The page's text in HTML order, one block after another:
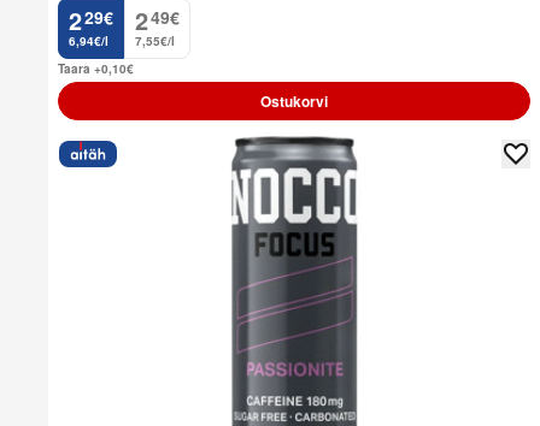
2
. 29€
6,94€/l
2
. 49€
7,55€/l
Taara +0,10€
Ostukorvi